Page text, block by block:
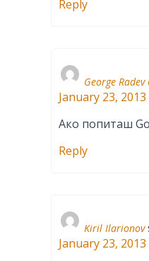
Reply
George
January 23,
Ако попиташ
Reply
Kiril Ilarionov
January 23,